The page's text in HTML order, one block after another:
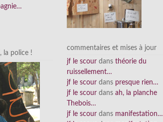
la police !
commentaires et mises à jour
jf le scour dans théorie du
ruissellement…
jf le scour dans presque rien…
jf le scour dans ah, la planche
Thebois…
jf le scour dans manifestation…